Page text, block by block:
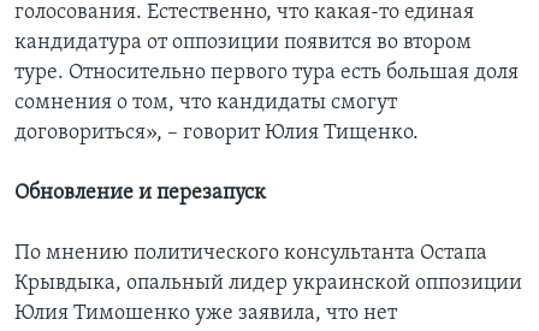
голосования. Естественно, что какая-то единая
кандидатура от оппозиции появится во втором
туре. Относительно первого тура есть большая доля
сомнения о том, что кандидаты смогут
договориться», – говорит Юлия Тищенко.
Обновление и перезапуск
По мнению политического консультанта Остапа
Крывдыка, опальный лидер украинской оппозиции
Юлия Тимошенко уже заявила, что нет